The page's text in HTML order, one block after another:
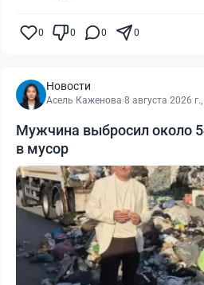
0 0 0 0
Новости
Асель Каженова·8 августа 2026
Мужчина выбросил около
в мусор